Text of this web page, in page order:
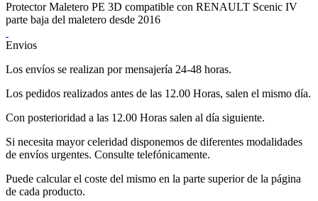
Protector Maletero PE 3D compatible con RENAULT Scenic IV
parte baja del maletero desde 2016
Envios
Los envíos se realizan por mensajería 24-48 horas.
Los pedidos realizados antes de las 12.00 Horas, salen el mismo día.
Con posterioridad a las 12.00 Horas salen al día siguiente.
Si necesita mayor celeridad disponemos de diferentes modalidades
de envíos urgentes. Consulte telefónicamente.
Puede calcular el coste del mismo en la parte superior de la página
de cada producto.